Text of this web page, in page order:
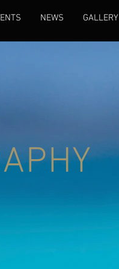
NEWS GALLERY